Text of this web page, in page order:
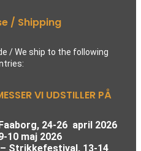
/ Shipping
/ We ship to the following
VI UDSTILLER PÅ
24-26 april 2026
10 maj 2026
Strikkefestival, 13-14